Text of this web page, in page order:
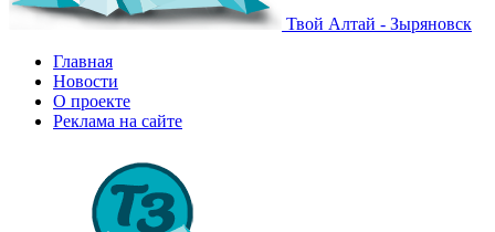
Твой Алтай - Зыряновск
Главная
Новости
О проекте
Реклама на сайте